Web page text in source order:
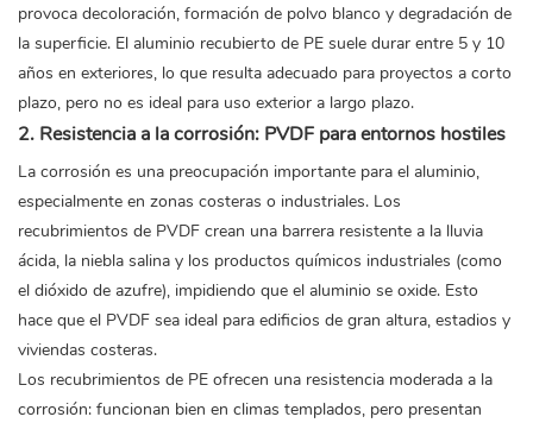
provoca decoloración, formación de polvo blanco y degradación de
la superficie. El aluminio recubierto de PE suele durar entre 5 y 10
años en exteriores, lo que resulta adecuado para proyectos a corto
plazo, pero no es ideal para uso exterior a largo plazo.
2. Resistencia a la corrosión: PVDF para entornos hostiles
La corrosión es una preocupación importante para el aluminio,
especialmente en zonas costeras o industriales. Los
recubrimientos de PVDF crean una barrera resistente a la lluvia
ácida, la niebla salina y los productos químicos industriales (como
el dióxido de azufre), impidiendo que el aluminio se oxide. Esto
hace que el PVDF sea ideal para edificios de gran altura, estadios y
viviendas costeras.
Los recubrimientos de PE ofrecen una resistencia moderada a la
corrosión: funcionan bien en climas templados, pero presentan